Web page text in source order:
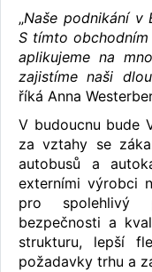
„Naše podnikání v
S tímto
aplikujeme na
zajistíme naši
říká Anna
V budoucnu bude
za vztahy se
autobusů a
externími výrobci
pro spolehlivý
bezpečnosti a
strukturu, lepší
požadavky trhu a